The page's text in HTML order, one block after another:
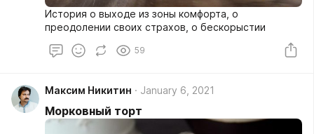
История о выходе из зоны комфорта, о
преодолении своих страхов, о бескорыстии
59
Максим Никитин January 6, 2021
Морковный торт